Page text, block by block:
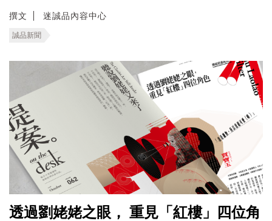
撰文 迷誠品內容中心
誠品新聞
透過劉姥姥之眼， 重見「紅樓」四位角